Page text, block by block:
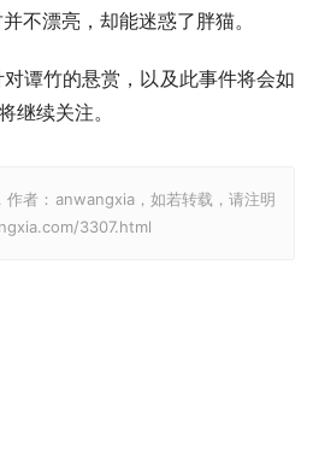
不漂亮，却能迷惑了胖猫。
谭竹的悬赏，以及此事件将会如
继续关注。
者：anwangxia，如若转载，请注明
3307.html